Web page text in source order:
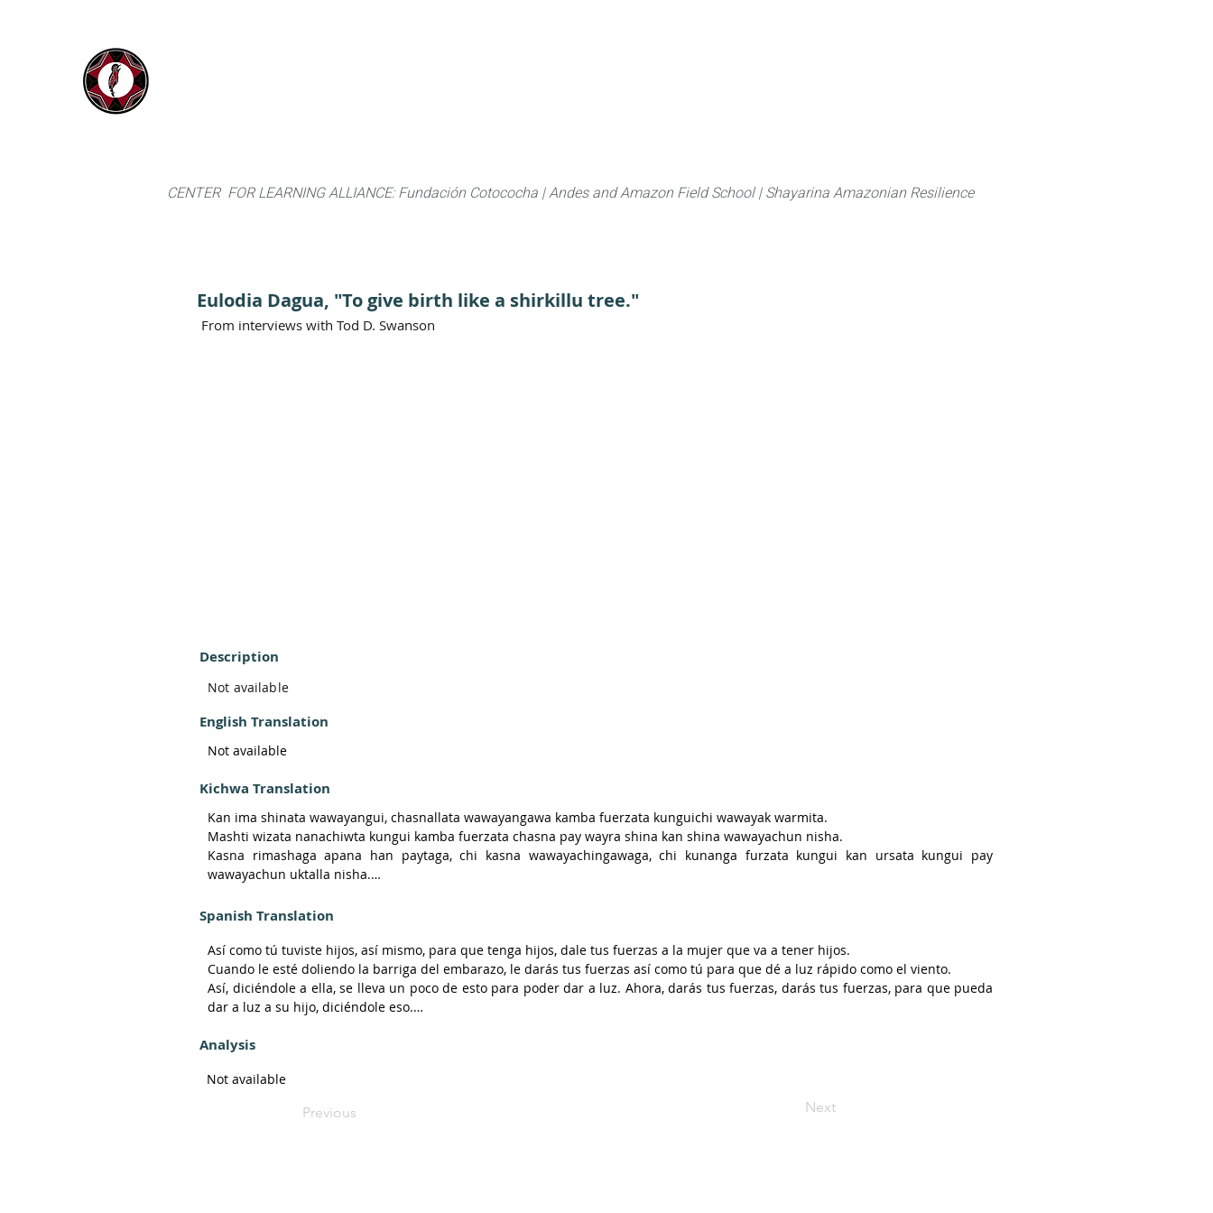
CENTER FOR LEARNING ALLIANCE:Fundación Cotococha |Andes and Amazon Field School |Shayarina Amazonian Resilience
Eulodia Dagua, "To give birth like a shirkillu tree."
From interviews with Tod D. Swanson
Description
Not available
English Translation
Not available
Kichwa Translation
Kan ima shinata wawayangui, chasnallata wawayangawa kamba fuerzata kunguichi wawayak warmita.
Mashti wizata nanachiwta kungui kamba fuerzata chasna pay wayra shina kan shina wawayachun nisha.
Kasna rimashaga apana han paytaga, chi kasna wawayachingawaga, chi kunanga furzata kungui kan ursata kungui pay
wawayachun uktalla nisha.
Kungui fuerzata ukta wawayachun chasna rimasha [mmm]. Aah chi apasha upichina chasna rasha.
Spanish Translation
Así como tú tuviste hijos, así mismo, para que tenga hijos, dale tus fuerzas a la mujer que va a tener hijos.
Cuando le esté doliendo la barriga del embarazo, le darás tus fuerzas así como tú para que dé a luz rápido como el viento.
Así, diciéndole a ella, se lleva un poco de esto para poder dar a luz. Ahora, darás tus fuerzas, darás tus fuerzas, para que pueda
dar a luz a su hijo, diciéndole eso.
Darás mucha fuerza para que pueda dar a luz rápido, diciéndole así a ella. Se recoge para darle de tomar, pidiéndole fuerzas.
Analysis
Not available
Previous
Next